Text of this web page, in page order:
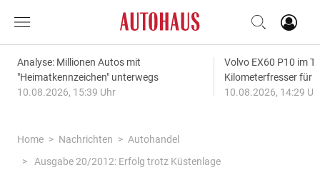
Analyse: Millionen Autos mit
"Heimatkennzeichen" unterwegs
10.08.2026, 15:39 Uhr
Volvo EX60 P10 im
Kilometerfresser für
10.08.2026, 14:29
Home Nachrichten
Autohandel
Ausgabe 20/2012: Erfolg trotz Küstenlage